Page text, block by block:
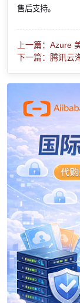
售后支持。
上一篇：Azure
下一篇：腾讯云